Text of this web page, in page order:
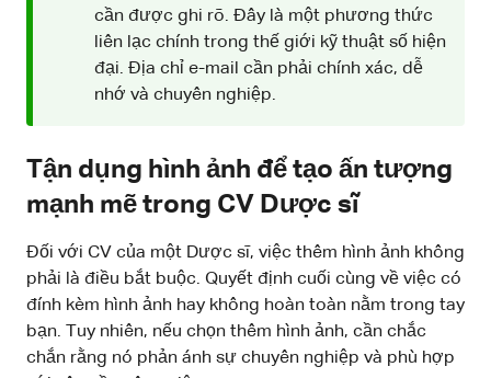
cần được ghi rõ. Đây là một phương thức
liên lạc chính trong thế giới kỹ thuật số hiện
đại. Địa chỉ e-mail cần phải chính xác, dễ
nhớ và chuyên nghiệp.
Tận dụng hình ảnh để tạo ấn tượng
mạnh mẽ trong CV Dược sĩ
Đối với CV của một Dược sĩ, việc thêm hình ảnh không
phải là điều bắt buộc. Quyết định cuối cùng về việc có
đính kèm hình ảnh hay không hoàn toàn nằm trong tay
bạn. Tuy nhiên, nếu chọn thêm hình ảnh, cần chắc
chắn rằng nó phản ánh sự chuyên nghiệp và phù hợp